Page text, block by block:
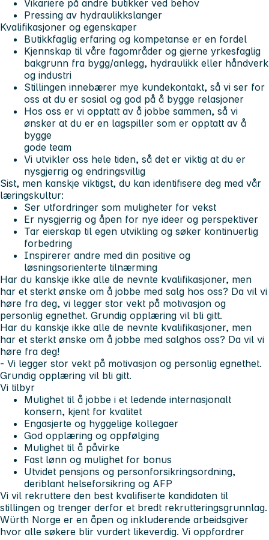
Vikariere på andre butikker ved behov
Pressing av hydraulikkslanger
Kvalifikasjoner og egenskaper
Butikkfaglig erfaring og kompetanse er en fordel
Kjennskap til våre fagområder og gjerne yrkesfaglig
bakgrunn fra bygg/anlegg, hydraulikk eller håndverk
og industri
Stillingen innebærer mye kundekontakt, så vi ser for
oss at du er sosial og god på å bygge relasjoner
Hos oss er vi opptatt av å jobbe sammen, så vi
ønsker at du er en lagspiller som er opptatt av å
bygge
gode team
Vi utvikler oss hele tiden, så det er viktig at du er
nysgjerrig og endringsvillig
Sist, men kanskje viktigst, du kan identifisere deg med vår
læringskultur:
Ser utfordringer som muligheter for vekst
Er nysgjerrig og åpen for nye ideer og perspektiver
Tar eierskap til egen utvikling og søker kontinuerlig
forbedring
Inspirerer andre med din positive og
løsningsorienterte tilnærming
Har du kanskje ikke alle de nevnte kvalifikasjoner, men
har et sterkt ønske om å jobbe med salg hos oss? Da vil vi
høre fra deg, vi legger stor vekt på motivasjon og
personlig egnethet. Grundig opplæring vil bli gitt.
Har du kanskje ikke alle de nevnte kvalifikasjoner, men
har et sterkt ønske om å jobbe med salghos oss? Da vil vi
høre fra deg!
- Vi legger stor vekt på motivasjon og personlig egnethet.
Grundig opplæring vil bli gitt.
Vi tilbyr
Mulighet til å jobbe i et ledende internasjonalt
konsern, kjent for kvalitet
Engasjerte og hyggelige kollegaer
God opplæring og oppfølging
Mulighet til å påvirke
Fast lønn og mulighet for bonus
Utvidet pensjons og personforsikringsordning,
deriblant helseforsikring og AFP
Vi vil rekruttere den best kvalifiserte kandidaten til
stillingen og trenger derfor et bredt rekrutteringsgrunnlag.
Würth Norge er en åpen og inkluderende arbeidsgiver
hvor alle søkere blir vurdert likeverdig. Vi oppfordrer